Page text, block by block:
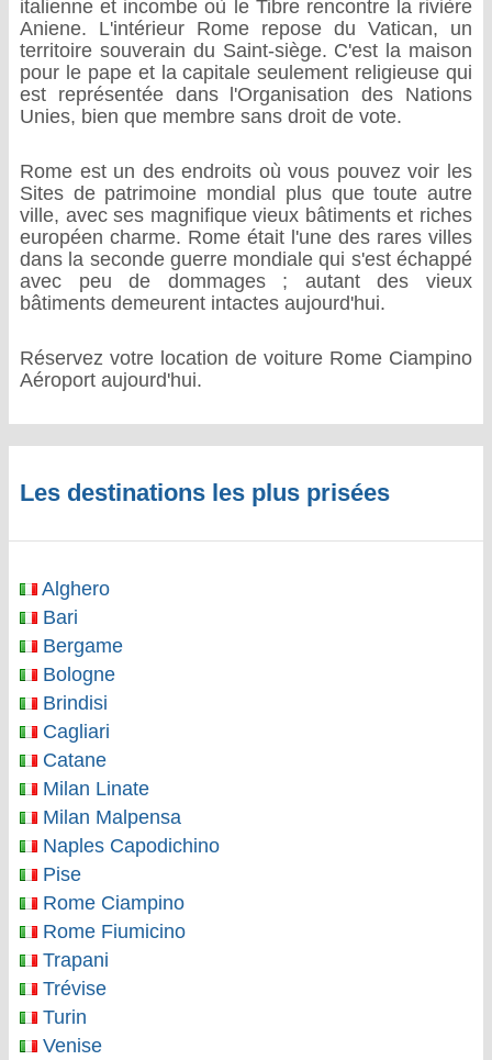
italienne et incombe où le Tibre rencontre la rivière
Aniene. L'intérieur Rome repose du Vatican, un
territoire souverain du Saint-siège. C'est la maison
pour le pape et la capitale seulement religieuse qui
est représentée dans l'Organisation des Nations
Unies, bien que membre sans droit de vote.
Rome est un des endroits où vous pouvez voir les
Sites de patrimoine mondial plus que toute autre
ville, avec ses magnifique vieux bâtiments et riches
européen charme. Rome était l'une des rares villes
dans la seconde guerre mondiale qui s'est échappé
avec peu de dommages ; autant des vieux
bâtiments demeurent intactes aujourd'hui.
Réservez votre location de voiture Rome Ciampino
Aéroport aujourd'hui.
Les destinations les plus prisées
Alghero
Bari
Bergame
Bologne
Brindisi
Cagliari
Catane
Milan Linate
Milan Malpensa
Naples Capodichino
Pise
Rome Ciampino
Rome Fiumicino
Trapani
Trévise
Turin
Venise